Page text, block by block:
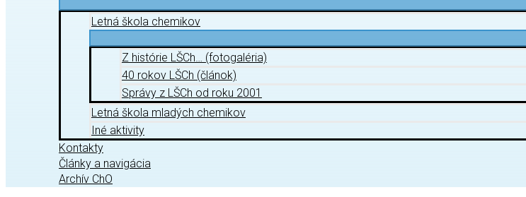
Letná škola chemikov
Z histórie LŠCh… (fotogaléria)
40 rokov LŠCh (článok)
Správy z LŠCh od roku 2001
Letná škola mladých chemikov
Iné aktivity
Kontakty
Články a navigácia
Archív ChO